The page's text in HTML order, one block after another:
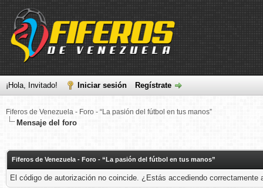
¡Hola, Invitado! Iniciar sesión Regístrate
Fiferos de Venezuela - Foro - “La pasión del fútbol en tus manos”
Mensaje del foro
Fiferos de Venezuela - Foro - “La pasión del fútbol en tus manos”
El código de autorización no coincide. ¿Estás accediendo